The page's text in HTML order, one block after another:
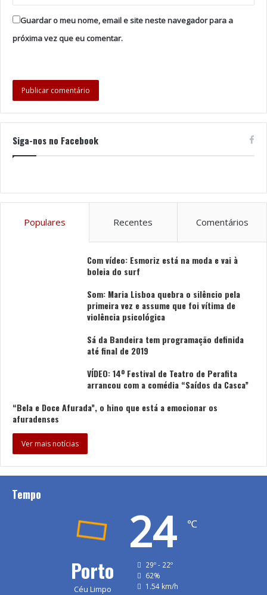
Guardar o meu nome, email e site neste navegador para a
próxima vez que eu comentar.
Siga-nos no Facebook
Populares Recentes Comentários
Com vídeo: Esmoriz está na moda e vai à
boleia do surf
Som: Maria Lisboa quebra o silêncio pela
primeira vez e assume que foi vítima de
violência psicológica
Sá da Bandeira tem programação definida
até final de 2019
VÍDEO: 14º Festival de Teatro de Perafita
arrancou com a comédia “Saídos da Casca”
“Bela e Doce Afurada”, o hino que está a emocionar os
afuradenses
Ver mais notícias
Tempo
Porto
Céu Limpo
24 ℃
29º - 22º
62%
1.54 km/h